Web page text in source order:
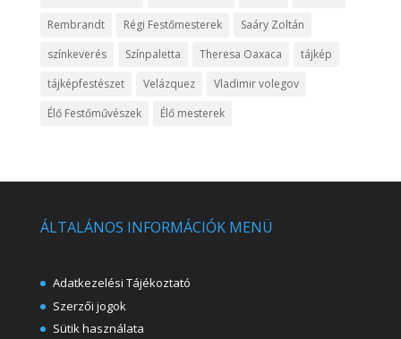
Rembrandt
Régi Festőmesterek
Saáry Zoltán
színkeverés
Színpaletta Theresa Oaxaca
tájkép
tájképfestészet
Velázquez
Vladimir volegov
Élő Festőművészek
Élő mesterek
ÁLTALÁNOS INFORMÁCIÓK MENÜ
Adatkezelési Tájékoztató
Szerzői jogok
Sütik használata